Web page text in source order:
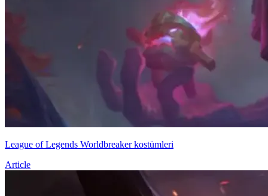
League of Legends Worldbreaker kostümleri
Article